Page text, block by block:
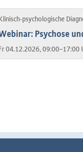
psychologische
Psychose
04.12.2026, 09:00–17:00